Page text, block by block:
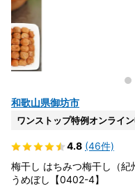
和歌山県御坊市
ワンストップ特例オンライ
4.8 (46件)
梅干し はちみつ梅干し（
うめぼし【0402-4】